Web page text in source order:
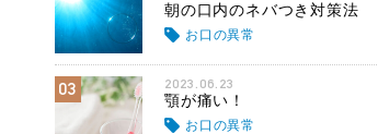
朝の口内のネバつき対策法
お口の異常
03 2023.06.23
顎が痛い！
お口の異常